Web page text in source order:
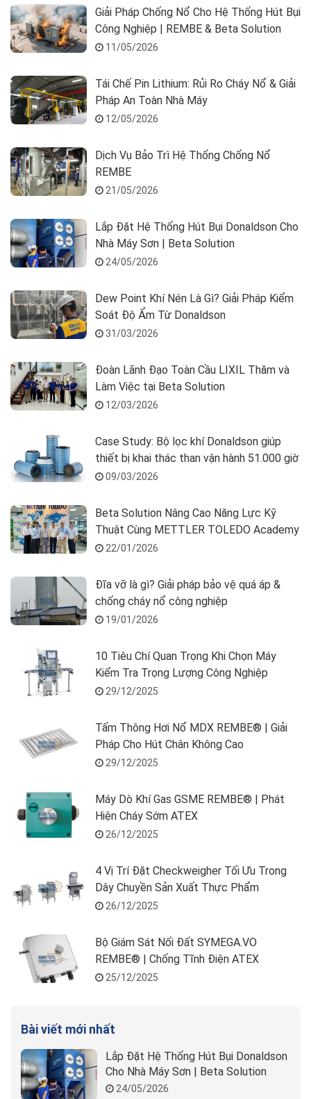
Giải Pháp Chống Nổ Cho Hệ Thống Hút Bụi
Công Nghiệp | REMBE & Beta Solution
11/05/2026
Tái Chế Pin Lithium: Rủi Ro Cháy Nổ & Giải
Pháp An Toàn Nhà Máy
12/05/2026
Dịch Vụ Bảo Trì Hệ Thống Chống Nổ
REMBE
21/05/2026
Lắp Đặt Hệ Thống Hút Bụi Donaldson Cho
Nhà Máy Sơn | Beta Solution
24/05/2026
Dew Point Khí Nén Là Gì? Giải Pháp Kiểm
Soát Độ Ẩm Từ Donaldson
31/03/2026
Đoàn Lãnh Đạo Toàn Cầu LIXIL Thăm và
Làm Việc tại Beta Solution
12/03/2026
Case Study: Bộ lọc khí Donaldson giúp
thiết bị khai thác than vận hành 51.000 giờ
09/03/2026
Beta Solution Nâng Cao Năng Lực Kỹ
Thuật Cùng METTLER TOLEDO Academy
22/01/2026
Đĩa vỡ là gì? Giải pháp bảo vệ quá áp &
chống cháy nổ công nghiệp
19/01/2026
10 Tiêu Chí Quan Trọng Khi Chọn Máy
Kiểm Tra Trọng Lượng Công Nghiệp
29/12/2025
Tấm Thông Hơi Nổ MDX REMBE® | Giải
Pháp Cho Hút Chân Không Cao
29/12/2025
Máy Dò Khí Gas GSME REMBE® | Phát
Hiện Cháy Sớm ATEX
26/12/2025
4 Vị Trí Đặt Checkweigher Tối Ưu Trong
Dây Chuyền Sản Xuất Thực Phẩm
26/12/2025
Bộ Giám Sát Nối Đất SYMEGA.VO
REMBE® | Chống Tĩnh Điện ATEX
25/12/2025
Bài viết mới nhất
Lắp Đặt Hệ Thống Hút Bụi Donaldson
Cho Nhà Máy Sơn | Beta Solution
24/05/2026